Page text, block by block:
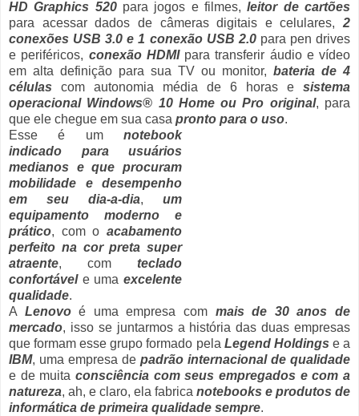
HD Graphics 520para jogos e filmes,leitor de cartões
para acessar dados de câmeras digitais e celulares,2
conexões USB 3.0 e 1 conexão USB 2.0para pen drives
e periféricos, conexão HDMIpara transferir áudio e vídeo
em alta definição para sua TV ou monitor, bateria de 4
células com autonomia média de 6 horas e sistema
operacional Windows® 10 Home ou Pro original, para
que ele chegue em sua casa pronto para o uso.
Esse é um notebook
indicado para usuários
medianos e que procuram
mobilidade e desempenho
em seu dia-a-dia, um
equipamento moderno e
prático, com o acabamento
perfeito na cor preta super
atraente, com teclado
confortávele uma excelente
qualidade.
A Lenovoé uma empresa com mais de 30 anos de
mercado, isso se juntarmos a história das duas empresas
que formam esse grupo formado pela Legend Holdings e a
IBM, uma empresa de padrão internacional de qualidade
e de muita consciência com seus empregados e com a
natureza, ah, e claro, ela fabrica notebooks e produtos de
informática de primeira qualidade sempre.